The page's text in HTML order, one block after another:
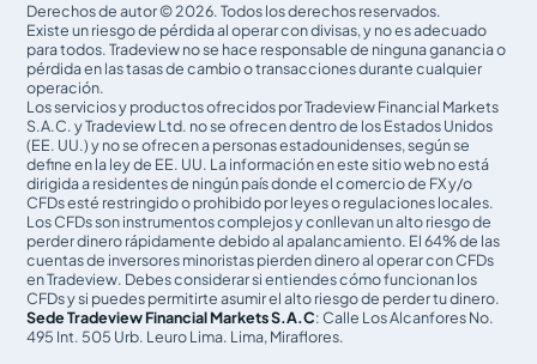
Derechos de autor © 2026. Todos los derechos reservados.
Existe un riesgo de pérdida al operar con divisas, y no es adecuado
para todos. Tradeview no se hace responsable de ninguna ganancia o
pérdida en las tasas de cambio o transacciones durante cualquier
operación.
Los servicios y productos ofrecidos por Tradeview Financial Markets
S.A.C. y Tradeview Ltd. no se ofrecen dentro de los Estados Unidos
(EE. UU.) y no se ofrecen a personas estadounidenses, según se
define en la ley de EE. UU. La información en este sitio web no está
dirigida a residentes de ningún país donde el comercio de FX y/o
CFDs esté restringido o prohibido por leyes o regulaciones locales.
Los CFDs son instrumentos complejos y conllevan un alto riesgo de
perder dinero rápidamente debido al apalancamiento. El 64% de las
cuentas de inversores minoristas pierden dinero al operar con CFDs
en Tradeview. Debes considerar si entiendes cómo funcionan los
CFDs y si puedes permitirte asumir el alto riesgo de perder tu dinero.
Sede Tradeview Financial Markets S.A.C: Calle Los Alcanfores No.
495 Int. 505 Urb. Leuro Lima. Lima, Miraflores.